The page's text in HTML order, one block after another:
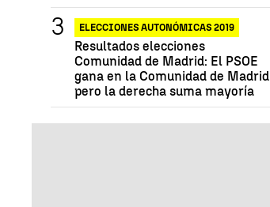
ELECCIONES AUTONÓMICAS 2019
Resultados elecciones
Comunidad de Madrid: El PSOE
gana en la Comunidad de Madrid
pero la derecha suma mayoría